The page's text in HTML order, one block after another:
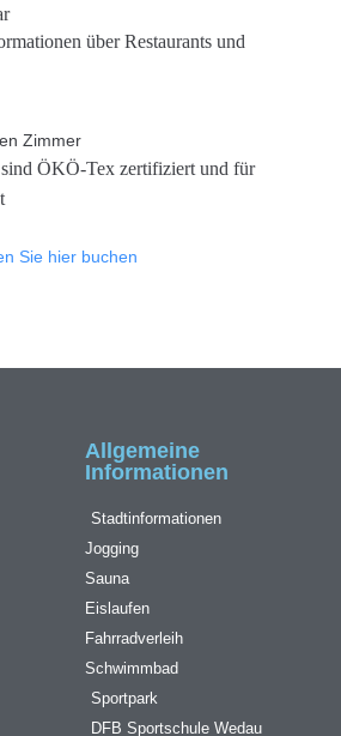
über Restaurants und
Zimmer
ÖKÖ-Tex zertifiziert und für
Sie hier buchen
Allgemeine
Informationen
Stadtinformationen
Jogging
Sauna
Eislaufen
Fahrradverleih
Schwimmbad
Sportpark
DFB Sportschule Wedau